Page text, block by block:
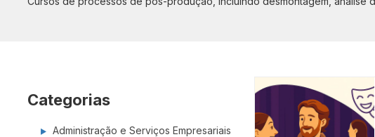
Desenvolvimento
Educação e Ensino
Engenharia e
Categorias
Administração e Serviços Empresariais